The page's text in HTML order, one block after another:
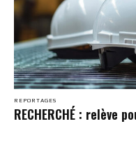
REPORTAGES
RECHERCHÉ : relève